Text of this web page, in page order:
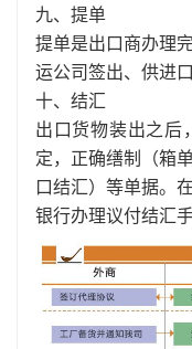
九、提单
提单是出口商办理
运公司签出、供进
十、结汇
出口货物装出之后
定，正确缮制（箱
口结汇）等单据。
银行办理议付结汇手